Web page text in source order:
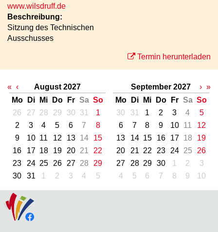
www.wilsdruff.de
Beschreibung:
Sitzung des Technischen
Ausschusses
Termin herunterladen
« ‹
August 2027
Mo
Di Mi Do Fr Sa So
26
27 28 29 30 31
1
2
3 4 5 6 7
8
9
10 11 12 13 14
15
16
17 18 19 20 21
22
23
24 25 26 27 28
29
30
31 1 2 3 4 5
September 2027
Mo
Di Mi Do Fr Sa So
30
31 1 2 3 4
5
6
7 8 9 10 11
12
13
14 15 16 17 18
19
20
21 22 23 24 25
26
27
28 29 30 1 2
3
4
5 6 7 8 9 10
› »